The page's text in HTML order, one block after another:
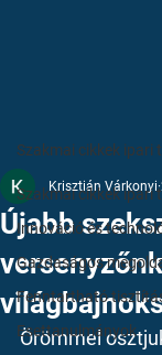
Szakmai cikkek ipari
Innováció és
Gazdaságos
Fenntartható
Esettanulmányok
Szakmai cikkek ipari
Újabb
Krisztián Várkonyi
Örömmel